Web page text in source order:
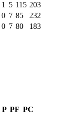
1 5 115 203
0 7 85
232
0 7 80 183
P PF PC